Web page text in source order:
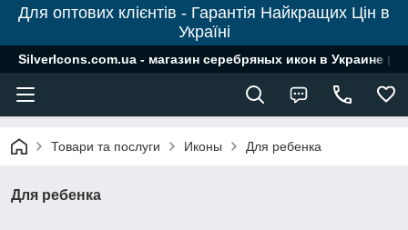
Для оптових клієнтів - Гарантія Найкращих Цін в
Україні
SilverIcons.com.ua - магазин серебряных икон в Украине (
Товари та послуги Иконы Для ребенка
Для ребенка